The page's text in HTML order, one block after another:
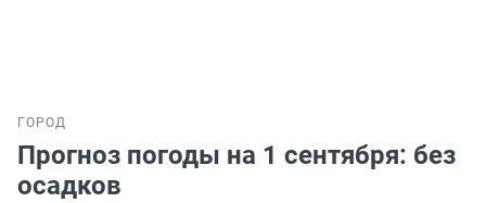
ГОРОД
Прогноз погоды на 1 сентября: без
осадков